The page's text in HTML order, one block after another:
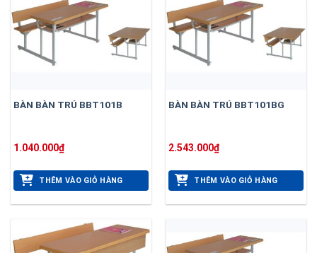
BÀN BÀN TRÚ BBT101B
1.040.000₫
THÊM VÀO GIỎ HÀNG
BÀN BÀN TRÚ BBT101BG
2.543.000₫
THÊM VÀO GIỎ HÀNG